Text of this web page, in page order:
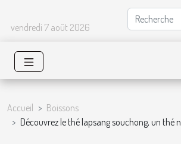
vendredi 7 août 2026
Accueil
Boissons
Découvrez le thé lapsang souchong, un thé